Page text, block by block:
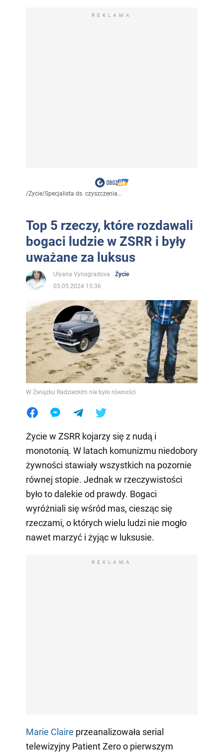
REKLAMA
/Życie/Specjalista ds. czyszczenia...
Top 5 rzeczy, które rozdawali
bogaci ludzie w ZSRR i były
uważane za luksus
Ulyana Vynogradova
Życie
03.05.2024 15:36
W Związku Radzieckim nie było równości
Życie w ZSRR kojarzy się z nudą i
monotonią. W latach komunizmu niedobory
żywności stawiały wszystkich na pozornie
równej stopie. Jednak w rzeczywistości
było to dalekie od prawdy. Bogaci
wyróżniali się wśród mas, ciesząc się
rzeczami, o których wielu ludzi nie mogło
nawet marzyć i żyjąc w luksusie.
REKLAMA
Marie Claire przeanalizowała serial
telewizyjny Patient Zero o pierwszym